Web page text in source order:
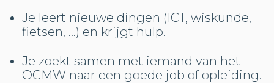
Je leert nieuwe dingen (ICT, wiskunde,
fietsen, ...) en krijgt hulp.
Je zoekt samen met iemand van het
OCMW naar een goede job of opleiding.